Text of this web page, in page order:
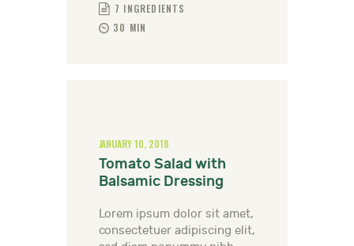
7 INGREDIENTS
30 MIN
JANUARY 10, 2018
Tomato Salad with
Balsamic Dressing
Lorem ipsum dolor sit amet,
consectetuer adipiscing elit,